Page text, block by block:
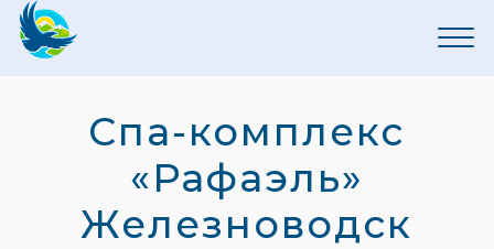
Спа-комплекс
«Рафаэль»
Железноводск